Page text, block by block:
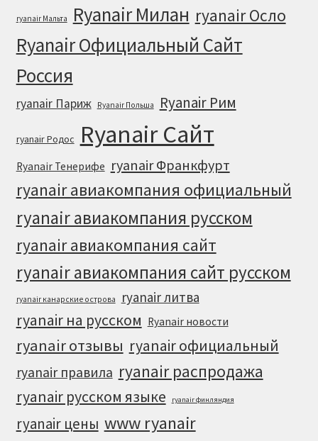
ryanair Мальта Ryanair Милан ryanair Осло
Ryanair Официальный Cайт
Россия
ryanair Париж Ryanair Польша Ryanair Рим
ryanair Родос Ryanair Сайт
Ryanair Тенерифе ryanair Франкфурт
ryanair авиакомпания официальный
ryanair авиакомпания русском
ryanair авиакомпания сайт
ryanair авиакомпания сайт русском
ryanair канарские острова ryanair литва
ryanair на русском Ryanair новости
ryanair отзывы ryanair официальный
ryanair правила ryanair распродажа
ryanair русском языке ryanair финляндия
ryanair цены www ryanair